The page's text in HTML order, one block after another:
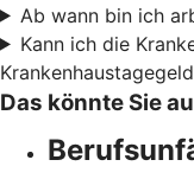
Ab wann bin ich
Kann ich die
Das könnte Sie